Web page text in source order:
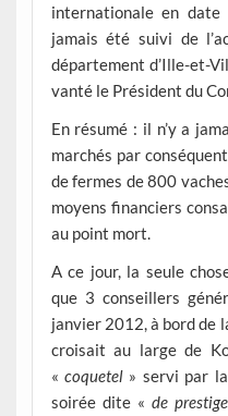
internationale en
jamais été suivi de
département d’Ille-et-
vanté le Président du
En résumé : il n’y a
marchés par
de fermes de 800
moyens financiers
au point mort.
A ce jour, la seule
que 3 conseillers
janvier 2012, à bord de
croisait au large de
« coquetel» servi par
soirée dite «de prestige